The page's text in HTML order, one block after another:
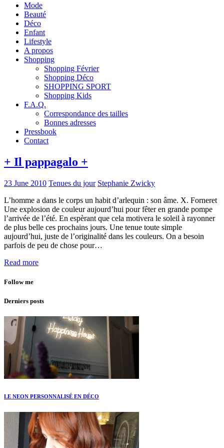
Mode
Beauté
Déco
Enfant
Lifestyle
A propos
Shopping
Shopping Février
Shopping Déco
SHOPPING SPORT
Shopping Kids
F.A.Q.
Correspondance des tailles
Bonnes adresses
Pressbook
Contact
+ Il pappagalo +
23 June 2010 Tenues du jour Stephanie Zwicky
L’homme a dans le corps un habit d’arlequin : son âme. X. Forneret
Une explosion de couleur aujourd’hui pour fêter en grande pompe
l’arrivée de l’été. En espèrant que cela motivera le soleil à rayonner
de plus belle ces prochains jours. Une tenue toute simple
aujourd’hui, juste de l’originalité dans les couleurs. On a besoin
parfois de peu de chose pour…
Read more
Follow me
Derniers posts
LE NEON PERSONNALISÉ EN DÉCO